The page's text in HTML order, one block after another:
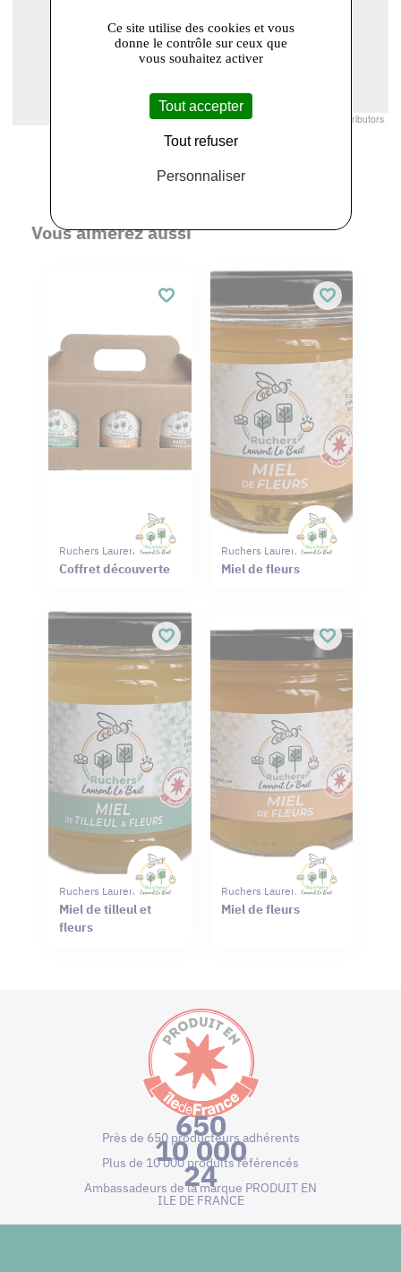
© Openstreetmap France | © contributors
Vous aimerez aussi
Ruchers Laurent Le Bail
Coffret découverte
Ruchers Laurent Le Bail
Miel de fleurs
Ruchers Laurent Le Bail
Miel de tilleul et
fleurs
Ruchers Laurent Le Bail
Miel de fleurs
650
Près de 650 producteurs adhérents
10 000
Plus de 10 000 produits référencés
24
Ambassadeurs de la marque PRODUIT EN
ILE DE FRANCE
Ce site utilise des cookies et vous
donne le contrôle sur ceux que
vous souhaitez activer
Tout accepter
Tout refuser
Personnaliser